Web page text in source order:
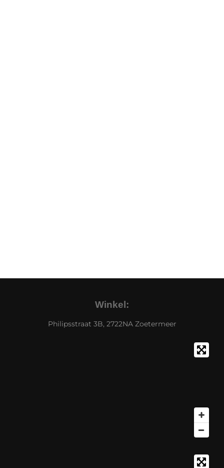
Winkel:
Philipsstraat 3B, 2722NA Zoetermeer